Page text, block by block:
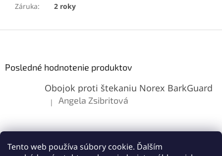
Tento web používa súbory cookie. Ďalším
Záruka: 2 roky
Posledné hodnotenie produktov
Obojok proti štekaniu Norex BarkGuard
Hodnotenie produktu je 5 z 5 hviezdičiek.
| Angela Zsibritová